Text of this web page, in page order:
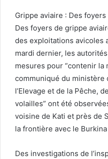
Grippe aviaire : Des
Des foyers de grippe
des exploitations avicoles
mardi dernier, les
mesures pour “contenir la
communiqué du ministère
l’Elevage et de la Pêche,
volailles” ont été
voisine de Kati et près de
la frontière avec le
Des investigations de